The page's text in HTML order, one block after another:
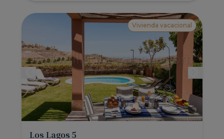
Vivienda vacacional
Los Lagos 5